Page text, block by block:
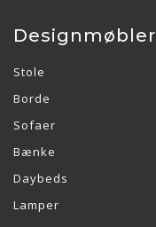
Designmøbler
Stole
Borde
Sofaer
Bænke
Daybeds
Lamper